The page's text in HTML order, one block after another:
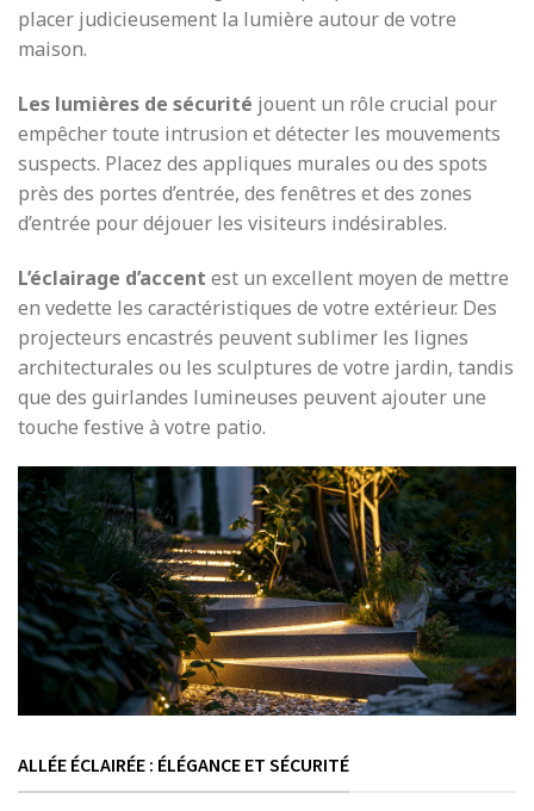
placer judicieusement la lumière autour de votre
maison.
Les lumières de sécurité jouent un rôle crucial pour
empêcher toute intrusion et détecter les mouvements
suspects. Placez des appliques murales ou des spots
près des portes d’entrée, des fenêtres et des zones
d’entrée pour déjouer les visiteurs indésirables.
L’éclairage d’accent est un excellent moyen de mettre
en vedette les caractéristiques de votre extérieur. Des
projecteurs encastrés peuvent sublimer les lignes
architecturales ou les sculptures de votre jardin, tandis
que des guirlandes lumineuses peuvent ajouter une
touche festive à votre patio.
ALLÉE ÉCLAIRÉE : ÉLÉGANCE ET SÉCURITÉ